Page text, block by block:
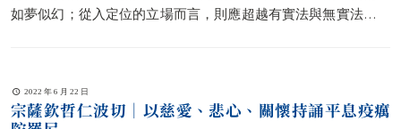
如夢似幻；從入定位的立場而言，則應超越有實法與無實法之對
2022 年 6 月 22 日
宗薩欽哲仁波切｜以慈愛、悲心、關懷持誦平息疫癘